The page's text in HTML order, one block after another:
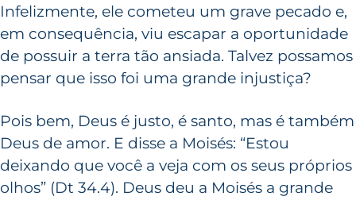
Infelizmente, ele cometeu um grave pecado e,
em consequência, viu escapar a oportunidade
de possuir a terra tão ansiada. Talvez possamos
pensar que isso foi uma grande injustiça?
Pois bem, Deus é justo, é santo, mas é também
Deus de amor. E disse a Moisés: “Estou
deixando que você a veja com os seus próprios
olhos” (Dt 34.4). Deus deu a Moisés a grande